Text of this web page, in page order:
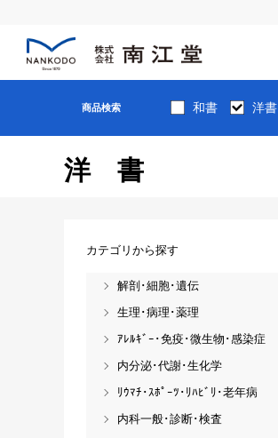
商品検索 和書 洋書
洋書
カテゴリから探す
解剖･細胞･遺伝
生理･病理･薬理
ｱﾚﾙｷﾞｰ･免疫･微生物･感染症
内分泌･代謝･生化学
ﾘｳﾏﾁ･ｽﾎﾟｰﾂ･ﾘﾊﾋﾞﾘ･老年病
内科一般･診断･検査